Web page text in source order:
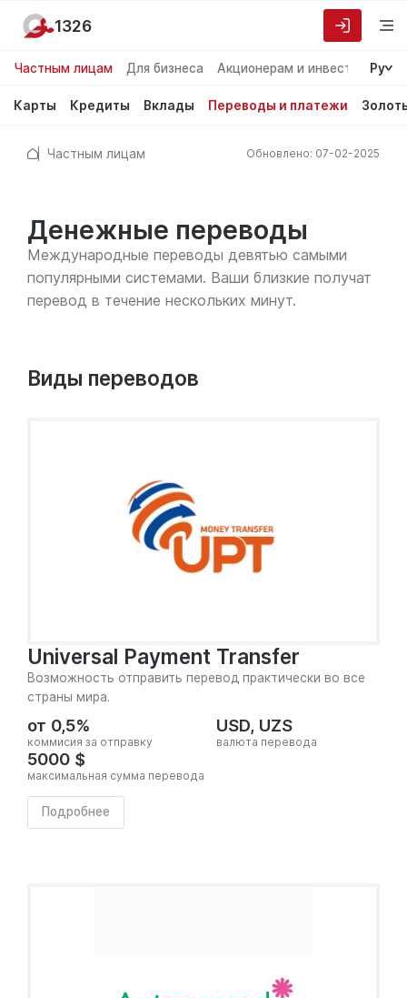
Частным лицам Для бизнеса Акционерам и инвесторам
Ру
Карты Кредиты Вклады Переводы и платежи
1326
Частным лицам Обновлено: 07-02-2025
Денежные переводы
Международные переводы девятью самыми
популярными системами. Ваши близкие получат
перевод в течение нескольких минут.
Виды переводов
Universal Payment Transfer
Возможность отправить перевод практически во все
страны мира.
от 0,5%
коммисия за отправку
USD, UZS
валюта перевода
5000 $
максимальная сумма перевода
Подробнее